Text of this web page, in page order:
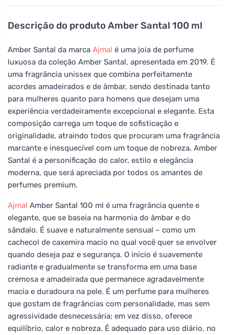
Descrição do produto Amber Santal 100 ml
Amber Santal da marca Ajmal é uma joia de perfume
luxuosa da coleção Amber Santal, apresentada em 2019. É
uma fragrância unissex que combina perfeitamente
acordes amadeirados e de âmbar, sendo destinada tanto
para mulheres quanto para homens que desejam uma
experiência verdadeiramente excepcional e elegante. Esta
composição carrega um toque de sofisticação e
originalidade, atraindo todos que procuram uma fragrância
marcante e inesquecível com um toque de nobreza. Amber
Santal é a personificação do calor, estilo e elegância
moderna, que será apreciada por todos os amantes de
perfumes premium.
Ajmal Amber Santal 100 ml é uma fragrância quente e
elegante, que se baseia na harmonia do âmbar e do
sândalo. É suave e naturalmente sensual – como um
cachecol de caxemira macio no qual você quer se envolver
quando deseja paz e segurança. O início é suavemente
radiante e gradualmente se transforma em uma base
cremosa e amadeirada que permanece agradavelmente
macia e duradoura na pele. É um perfume para mulheres
que gostam de fragrâncias com personalidade, mas sem
agressividade desnecessária; em vez disso, oferece
equilíbrio, calor e nobreza. É adequado para uso diário, no